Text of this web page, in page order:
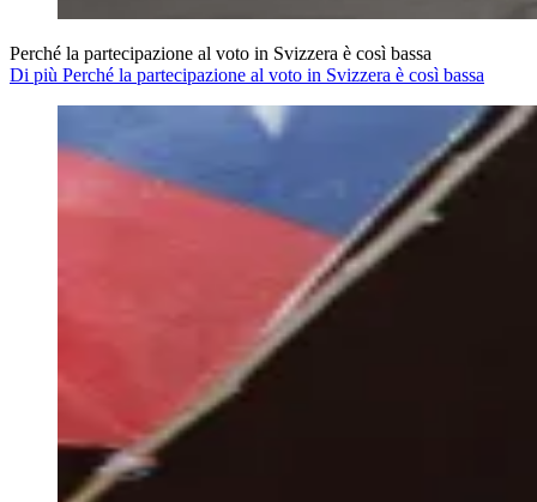
Perché la partecipazione al voto in Svizzera è così bassa
Di più Perché la partecipazione al voto in Svizzera è così bassa